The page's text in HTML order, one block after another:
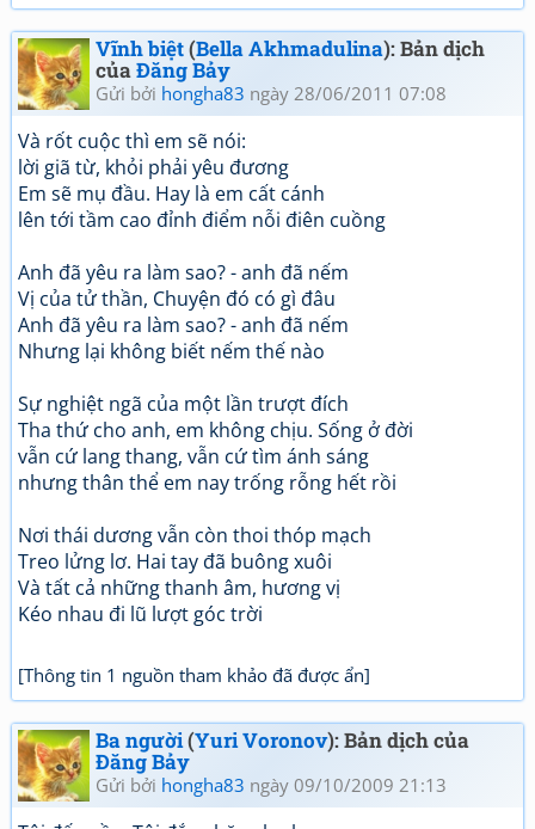
Vĩnh biệt(Bella Akhmadulina): Bản dịch
củaĐăng Bảy
Gửi bởi hongha83 ngày 28/06/2011 07:08
Và rốt cuộc thì em sẽ nói:
lời giã từ, khỏi phải yêu đương
Em sẽ mụ đầu. Hay là em cất cánh
lên tới tầm cao đỉnh điểm nỗi điên cuồng
Anh đã yêu ra làm sao? - anh đã nếm
Vị của tử thần, Chuyện đó có gì đâu
Anh đã yêu ra làm sao? - anh đã nếm
Nhưng lại không biết nếm thế nào
Sự nghiệt ngã của một lần trượt đích
Tha thứ cho anh, em không chịu. Sống ở đời
vẫn cứ lang thang, vẫn cứ tìm ánh sáng
nhưng thân thể em nay trống rỗng hết rồi
Nơi thái dương vẫn còn thoi thóp mạch
Treo lửng lơ. Hai tay đã buông xuôi
Và tất cả những thanh âm, hương vị
Kéo nhau đi lũ lượt góc trời
[Thông tin 1 nguồn tham khảo đã được ẩn]
Ba người(Yuri Voronov): Bản dịch của
Đăng Bảy
Gửi bởi hongha83 ngày 09/10/2009 21:13